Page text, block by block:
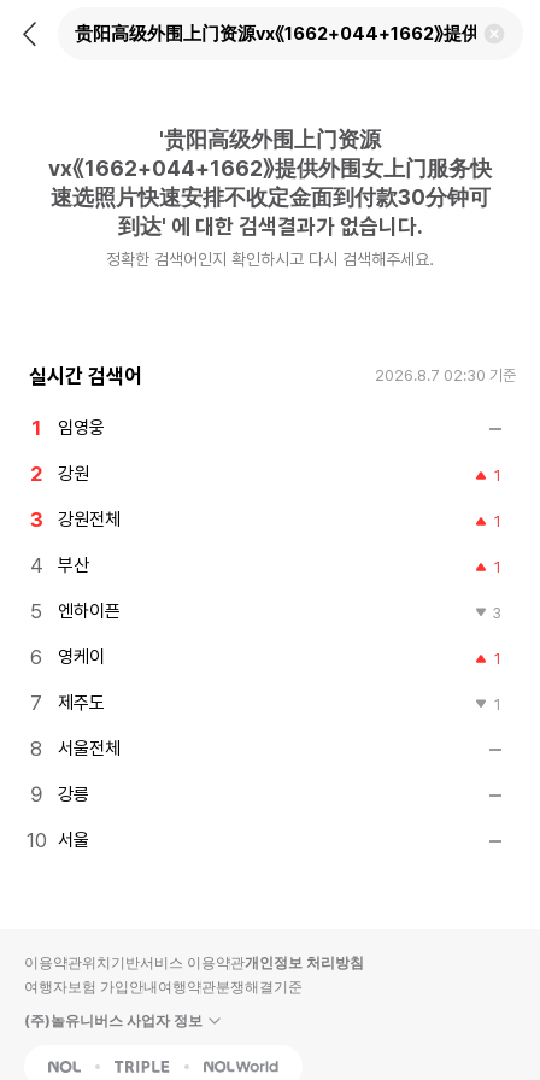
뒤
검
'贵阳高级外围上门资源
vx《1662+044+1662》提供外围女上门服务快
速选照片快速安排不收定金面到付款30分钟可
到达' 에 대한 검색결과가 없습니다.
정확한 검색어인지 확인하시고 다시 검색해주세요.
실시간 검색어 2026.8.7 02:30 기준
임영웅
강원 1
강원전체 1
부산 1
엔하이픈 3
영케이 1
제주도 1
서울전체
강릉
서울
이용약관위치기반서비스 이용약관개인정보 처리방침
여행자보험 가입안내여행약관분쟁해결기준
(주)놀유니버스 사업자 정보
NOL Triple Interpark Global